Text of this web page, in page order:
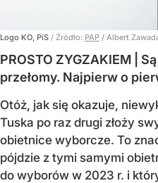
Logo KO, PiS / Źródło: PAP / Albert
PROSTO ZYGZAKIEM |
przełomy. Najpierw o
Otóż, jak się okazuje,
Tuska po raz drugi złoży
obietnice wyborcze. To
pójdzie z tymi samymi
do wyborów w 2023 r. i